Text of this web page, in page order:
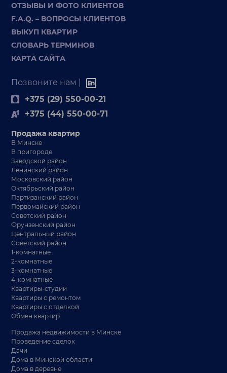
ОТЗЫВЫ И ФОТО КЛИЕНТОВ
F.A.Q. – ВОПРОСЫ КЛИЕНТОВ
ВЫКУП КВАРТИР
СЛОВАРЬ ТЕРМИНОВ
КАРТА САЙТА
Позвоните нам |
+375 (29) 550-00-21
+375 (44) 550-00-71
Продажа квартир
В Минске
В пригороде
Заводской район
Ленинский район
Московский район
Октябрьский район
Партизанский район
Первомайский район
Советский район
Фрунзенский район
Центральный район
Советский район
1-комнатные
2-комнатные
3-комнатные
4-комнатные
Квартиры-студии
Квартиры с ремонтом
Квартиры с отделкой
Обмен квартир
Продажа недвижимости в Минске
Проведение сделок
Дачи
Дома в Минской области
Дома в деревне